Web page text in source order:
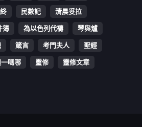
民數記
清晨妥拉
簿 為以色列代禱
琴與爐
箴言 考門夫人
聖經
嗎哪 靈修 靈修文章